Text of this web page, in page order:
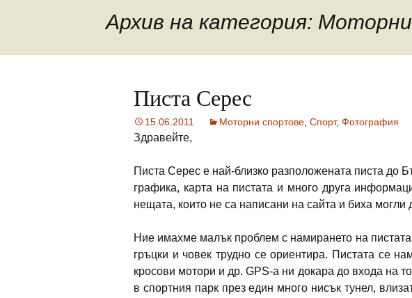
Изисквания към
Архив на категория:
Писта Серес
15.06.2011 Моторни спортове Спорт, Фотография
Здравейте,
Писта Серес е най-близко разположената писта до
графика, карта на пистата и много друга
нещата, които не са написани на сайта и биха
Ние имахме малък проблем с намирането на
гръцки и човек трудно се ориентира. Пистата се
кросови мотори и др. GPS-а ни докара до входа на
в спортния парк през един много нисък тунел,